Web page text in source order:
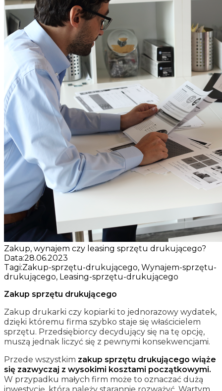
Zakup, wynajem czy leasing sprzętu drukującego?
Data:28.06.2023
Tagi:Zakup-sprzętu-drukującego, Wynajem-sprzętu-
drukującego, Leasing-sprzętu-drukującego
Zakup sprzętu drukującego
Zakup drukarki czy kopiarki to jednorazowy wydatek,
dzięki któremu firma szybko staje się właścicielem
sprzętu. Przedsiębiorcy decydujący się na tę opcję,
muszą jednak liczyć się z pewnymi konsekwencjami.
Przede wszystkim zakup sprzętu drukującego wiąże
się zazwyczaj z wysokimi kosztami początkowymi.
W przypadku małych firm może to oznaczać dużą